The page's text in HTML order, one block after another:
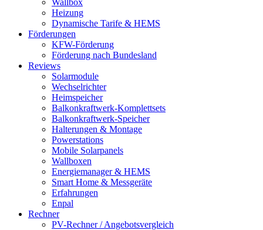
Wallbox
Heizung
Dynamische Tarife & HEMS
Förderungen
KFW-Förderung
Förderung nach Bundesland
Reviews
Solarmodule
Wechselrichter
Heimspeicher
Balkonkraftwerk-Komplettsets
Balkonkraftwerk-Speicher
Halterungen & Montage
Powerstations
Mobile Solarpanels
Wallboxen
Energiemanager & HEMS
Smart Home & Messgeräte
Erfahrungen
Enpal
Rechner
PV-Rechner / Angebotsvergleich